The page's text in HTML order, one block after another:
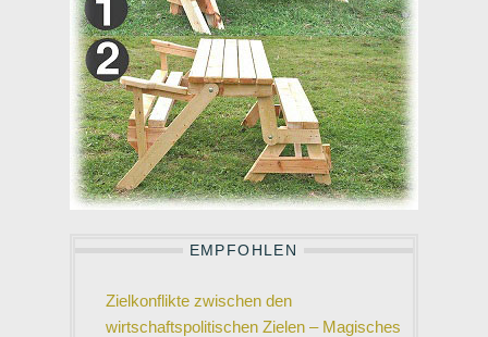
EMPFOHLEN
Zielkonflikte zwischen den
wirtschaftspolitischen Zielen – Magisches